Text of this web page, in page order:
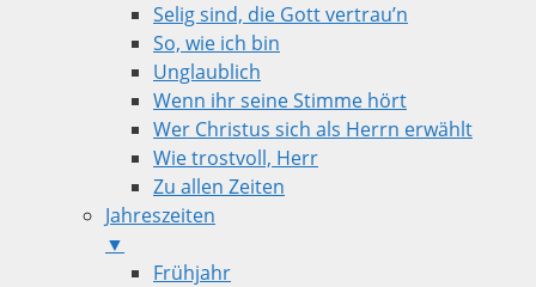
Selig sind, die Gott vertrau’n
So, wie ich bin
Unglaublich
Wenn ihr seine Stimme hört
Wer Christus sich als Herrn erwählt
Wie trostvoll, Herr
Zu allen Zeiten
Jahreszeiten
▼
Frühjahr